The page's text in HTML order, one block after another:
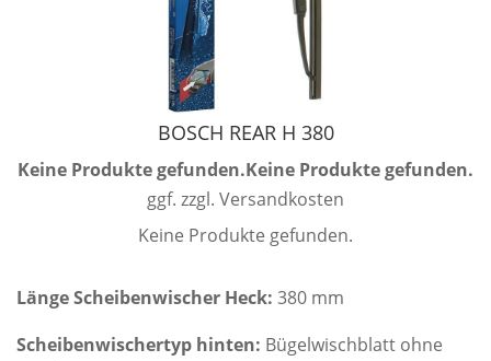
BOSCH REAR H 380
Keine Produkte gefunden.Keine Produkte gefunden.
ggf. zzgl. Versandkosten
Keine Produkte gefunden.
Länge Scheibenwischer Heck: 380 mm
Scheibenwischertyp hinten: Bügelwischblatt ohne